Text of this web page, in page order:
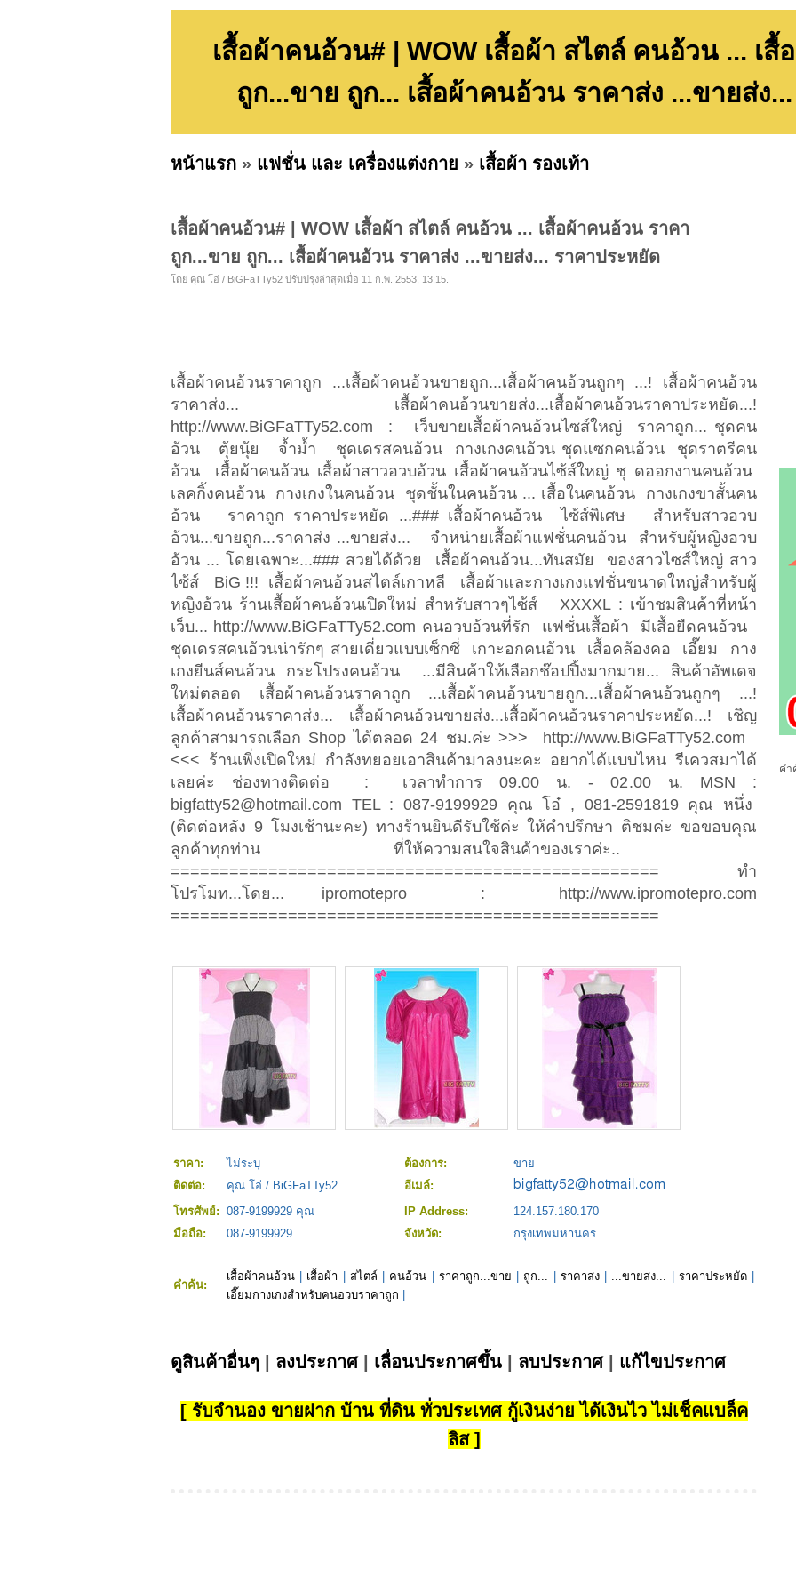
เสื้อผ้าคนอ้วน# | WOW เสื้อผ้า สไตล์ คนอ้วน ... เ
ถูก...ขาย ถูก... เสื้อผ้าคนอ้วน ราคาส่ง ...ขายส่ง
หน้าแรก » แฟชั่น และ เครื่องแต่งกาย » เสื้อผ้า รองเท้า
เสื้อผ้าคนอ้วน# | WOW เสื้อผ้า สไตล์ คนอ้วน ... เสื้อผ้าคนอ้วน ราคา
ถูก...ขาย ถูก... เสื้อผ้าคนอ้วน ราคาส่ง ...ขายส่ง... ราคาประหยัด
โดย คุณ โอ๋ / BiGFaTTy52 ปรับปรุงล่าสุดเมื่อ 11 ก.พ. 2553, 13:15.
เสื้อผ้าคนอ้วนราคาถูก ...เสื้อผ้าคนอ้วนขายถูก...เสื้อผ้าคนอ้วนถูกๆ ...! เสื้อผ้าคนอ้วน
ราคาส่ง... เสื้อผ้าคนอ้วนขายส่ง...เสื้อผ้าคนอ้วนราคาประหยัด...!
http://www.BiGFaTTy52.com : เว็บขายเสื้อผ้าคนอ้วนไซส์ใหญ่ ราคาถูก... ชุดคน
อ้วน ตุ้ยนุ้ย จ้ำม้ำ ชุดเดรสคนอ้วน กางเกงคนอ้วน ชุดแซกคนอ้วน ชุดราตรีคน
อ้วน เสื้อผ้าคนอ้วน เสื้อผ้าสาวอวบอ้วน เสื้อผ้าคนอ้วนไซ้ส์ใหญ่ ชุ ดออกงานคนอ้วน
เลคกิ้งคนอ้วน กางเกงในคนอ้วน ชุดชั้นในคนอ้วน ... เสื้อในคนอ้วน กางเกงขาสั้นคน
อ้วน ราคาถูก ราคาประหยัด ...### เสื้อผ้าคนอ้วน ไซ้ส์พิเศษ สำหรับสาวอวบ
อ้วน...ขายถูก...ราคาส่ง ...ขายส่ง... จำหน่ายเสื้อผ้าแฟชั่นคนอ้วน สำหรับผู้หญิงอวบ
อ้วน ... โดยเฉพาะ...### สวยได้ด้วย เสื้อผ้าคนอ้วน...ทันสมัย ของสาวไซส์ใหญ่ สาว
ไซ้ส์ BiG !!! เสื้อผ้าคนอ้วนสไตล์เกาหลี เสื้อผ้าและกางเกงแฟชั่นขนาดใหญ่สำหรับผู้
หญิงอ้วน ร้านเสื้อผ้าคนอ้วนเปิดใหม่ สำหรับสาวๆไซ้ส์ XXXXL : เข้าชมสินค้าที่หน้า
เว็บ... http://www.BiGFaTTy52.com คนอวบอ้วนที่รัก แฟชั่นเสื้อผ้า มีเสื้อยืดคนอ้วน
ชุดเดรสคนอ้วนน่ารักๆ สายเดี่ยวแบบเซ็กซี่ เกาะอกคนอ้วน เสื้อคล้องคอ เอี๊ยม กาง
เกงยีนส์คนอ้วน กระโปรงคนอ้วน ...มีสินค้าให้เลือกช๊อปปิ้งมากมาย... สินค้าอัพเดจ
ใหม่ตลอด เสื้อผ้าคนอ้วนราคาถูก ...เสื้อผ้าคนอ้วนขายถูก...เสื้อผ้าคนอ้วนถูกๆ ...!
เสื้อผ้าคนอ้วนราคาส่ง... เสื้อผ้าคนอ้วนขายส่ง...เสื้อผ้าคนอ้วนราคาประหยัด...! เชิญ
ลูกค้าสามารถเลือก Shop ได้ตลอด 24 ชม.ค่ะ >>> http://www.BiGFaTTy52.com
<<< ร้านเพิ่งเปิดใหม่ กำลังทยอยเอาสินค้ามาลงนะคะ อยากได้แบบไหน รีเควสมาได้
เลยค่ะ ช่องทางติดต่อ : เวลาทำการ 09.00 น. - 02.00 น. MSN :
bigfatty52@hotmail.com TEL : 087-9199929 คุณ โอ๋ , 081-2591819 คุณ หนึ่ง
(ติดต่อหลัง 9 โมงเช้านะคะ) ทางร้านยินดีรับใช้ค่ะ ให้คำปรึกษา ติชมค่ะ ขอขอบคุณ
ลูกค้าทุกท่าน ที่ให้ความสนใจสินค้าของเราค่ะ..
================================================== ทำ
โปรโมท...โดย... ipromotepro : http://www.ipromotepro.com
==================================================
ราคา: ไม่ระบุ ต้องการ:
ขาย
ติดต่อ:
คุณ โอ๋ / BiGFaTTy52
อีเมล์:
โทรศัพย์: 087-9199929 คุณ IP Address:
124.157.180.170
มือถือ:
087-9199929 จังหวัด: กรุงเทพมหานคร
คำค้น:
เสื้อผ้าคนอ้วน เสื้อผ้า สไตล์ คนอ้วน ราคาถูก...ขาย ถูก... ราคาส่ง| ...ขายส่ง... ราคาประหยัด|
เอี๊ยมกางเกงสำหรับคนอวบราคาถูก
ดูสินค้าอื่นๆ ลงประกาศ| เลื่อนประกาศขึ้น ลบประกาศ| แก้ไขประกาศ
[ รับจำนอง ขายฝาก บ้าน ที่ดิน ทั่วประเทศ กู้เงินง่าย ได้เงินไว ไม่เช็คแบล็ค
ลิส ]
คำ